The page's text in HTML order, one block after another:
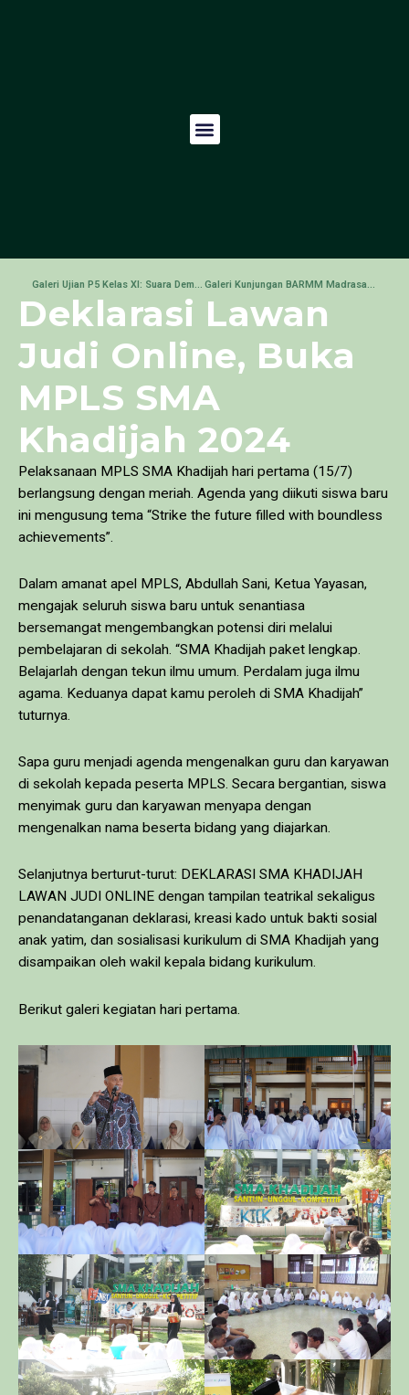
Galeri Ujian P5 Kelas XI: Suara Demokrasi Galeri Kunjungan BARMM Madrasah Delegation di SMA Khadijah
Deklarasi Lawan
Judi Online, Buka
MPLS SMA
Khadijah 2024
Pelaksanaan MPLS SMA Khadijah hari pertama (15/7)
berlangsung dengan meriah. Agenda yang diikuti siswa baru
ini mengusung tema “Strike the future filled with boundless
achievements”.
Dalam amanat apel MPLS, Abdullah Sani, Ketua Yayasan,
mengajak seluruh siswa baru untuk senantiasa
bersemangat mengembangkan potensi diri melalui
pembelajaran di sekolah. “SMA Khadijah paket lengkap.
Belajarlah dengan tekun ilmu umum. Perdalam juga ilmu
agama. Keduanya dapat kamu peroleh di SMA Khadijah”
tuturnya.
Sapa guru menjadi agenda mengenalkan guru dan karyawan
di sekolah kepada peserta MPLS. Secara bergantian, siswa
menyimak guru dan karyawan menyapa dengan
mengenalkan nama beserta bidang yang diajarkan.
Selanjutnya berturut-turut: DEKLARASI SMA KHADIJAH
LAWAN JUDI ONLINE dengan tampilan teatrikal sekaligus
penandatanganan deklarasi, kreasi kado untuk bakti sosial
anak yatim, dan sosialisasi kurikulum di SMA Khadijah yang
disampaikan oleh wakil kepala bidang kurikulum.
Berikut galeri kegiatan hari pertama.